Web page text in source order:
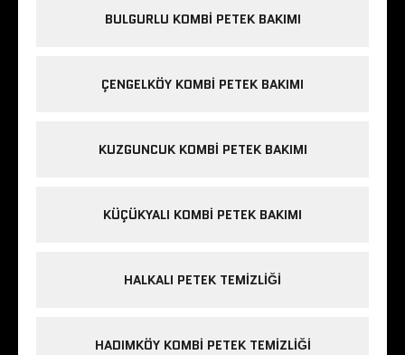
BULGURLU KOMBI PETEK BAKIMI
ÇENGELKÖY KOMBI PETEK BAKIMI
KUZGUNCUK KOMBI PETEK BAKIMI
KÜÇÜKYALI KOMBI PETEK BAKIMI
HALKALI PETEK TEMIZLIĞI
HADIMKÖY KOMBI PETEK TEMIZLIĞI